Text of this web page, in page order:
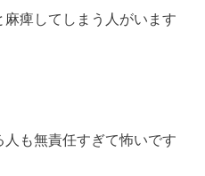
麻痺してしまう人がいます
も無責任すぎて怖いです